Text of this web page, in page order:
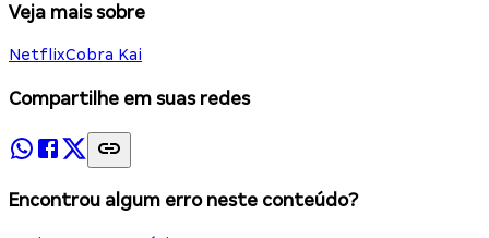
Veja mais sobre
NetflixCobra Kai
Compartilhe em suas redes
Encontrou algum erro neste conteúdo?